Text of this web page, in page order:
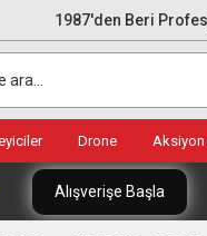
1987'den Beri
Drone Aksiyon
Alışverişe Başla